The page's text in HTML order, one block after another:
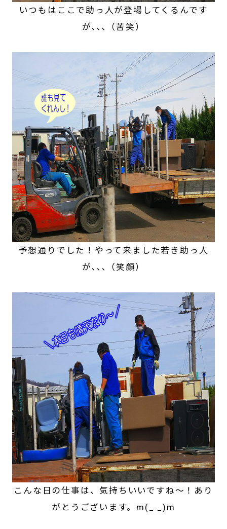
いつもはここで助っ人が登場してくるんです
が､､､（苦笑）
予想通りでした！やって来ました若き助っ人
が､､､（笑顔）
こんな日の仕事は、気持ちいいですね～！あり
がとうございます。m(_ _)m